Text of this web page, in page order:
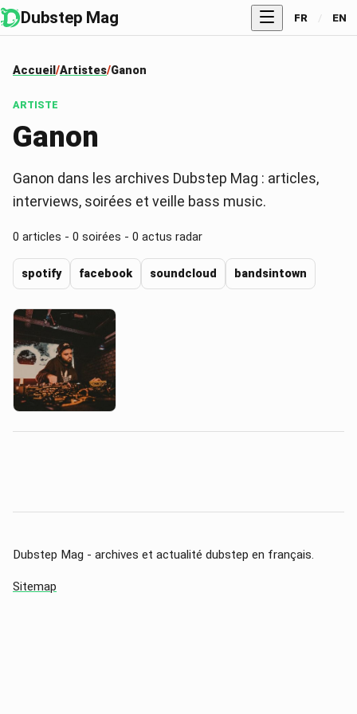
Dubstep Mag FR / EN
Accueil Artistes Ganon
ARTISTE
Ganon
Ganon dans les archives Dubstep Mag : articles,
interviews, soirées et veille bass music.
0 articles - 0 soirées - 0 actus radar
spotify facebook soundcloud bandsintown
Dubstep Mag - archives et actualité dubstep en français.
Sitemap